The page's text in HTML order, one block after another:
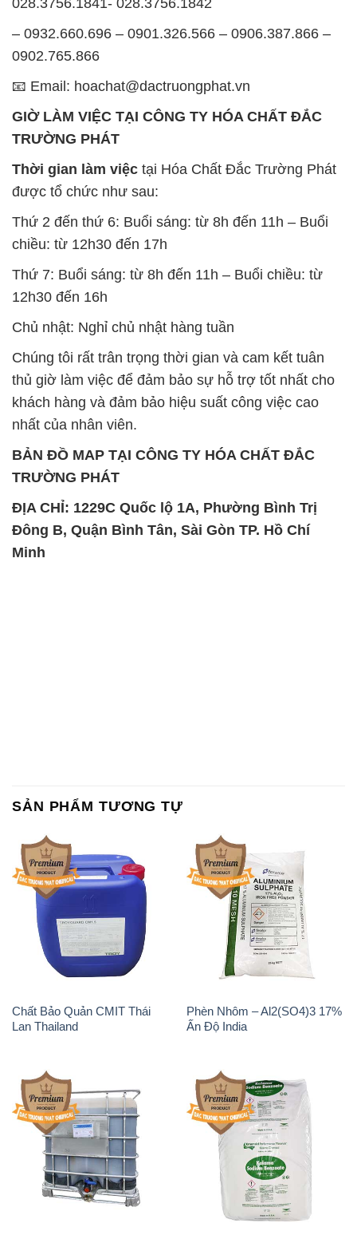
– 0932.660.696 – 0901.326.566 – 0906.387.866 –
0902.765.866
📧 Email: hoachat@dactruongphat.vn
GIỜ LÀM VIỆC TẠI CÔNG TY HÓA CHẤT ĐẮC
TRƯỜNG PHÁT
Thời gian làm việc tại Hóa Chất Đắc Trường Phát
được tổ chức như sau:
Thứ 2 đến thứ 6: Buổi sáng: từ 8h đến 11h – Buổi
chiều: từ 12h30 đến 17h
Thứ 7: Buổi sáng: từ 8h đến 11h – Buổi chiều: từ
12h30 đến 16h
Chủ nhật: Nghỉ chủ nhật hàng tuần
Chúng tôi rất trân trọng thời gian và cam kết tuân
thủ giờ làm việc để đảm bảo sự hỗ trợ tốt nhất cho
khách hàng và đảm bảo hiệu suất công việc cao
nhất của nhân viên.
BẢN ĐỒ MAP TẠI CÔNG TY HÓA CHẤT ĐẮC
TRƯỜNG PHÁT
ĐỊA CHỈ: 1229C Quốc lộ 1A, Phường Bình Trị
Đông B, Quận Bình Tân, Sài Gòn TP. Hồ Chí
Minh
SẢN PHẨM TƯƠNG TỰ
Chất Bảo Quản CMIT Thái
Lan Thailand
Phèn Nhôm – Al2(SO4)3 17%
Ấn Độ India